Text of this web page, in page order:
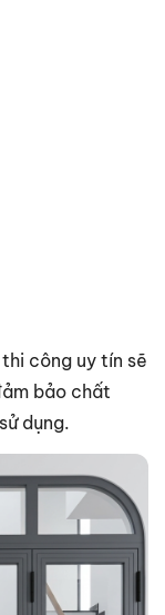
công uy tín sẽ
bảo chất
dụng.